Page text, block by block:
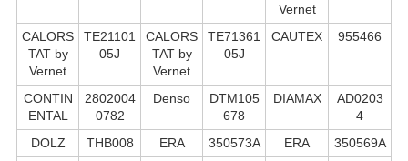
Vernet
CALORS
TAT by
Vernet
TE21101
05J
CALORS
TAT by
Vernet
TE71361
05J
CAUTEX 955466
CONTIN
ENTAL
2802004
0782
Denso
DTM105
678
DIAMAX
AD0203
4
DOLZ
THB008 ERA 350573A ERA
350569A